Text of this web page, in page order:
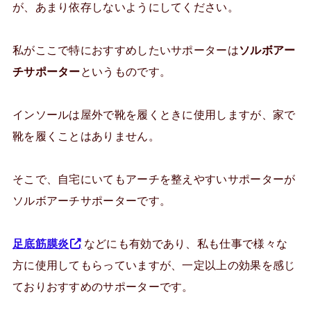
が、あまり依存しないようにしてください。
私がここで特におすすめしたいサポーターはソルボアー
チサポーターというものです。
インソールは屋外で靴を履くときに使用しますが、家で
靴を履くことはありません。
そこで、自宅にいてもアーチを整えやすいサポーターが
ソルボアーチサポーターです。
足底筋膜炎
などにも有効であり、私も仕事で様々な
方に使用してもらっていますが、一定以上の効果を感じ
ておりおすすめのサポーターです。